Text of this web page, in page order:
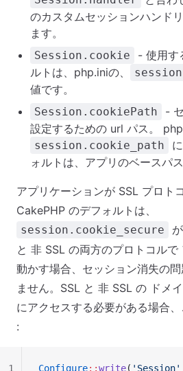
のカスタムセッションハンド
ます。
Session.cookie
- 使用す
ルトは、php.iniの、
値です。
Session.cookiePath
-
設定するための url パス。
session.cookie_path
ォルトは、アプリのベースパス
アプリケーションが SSL プロト
CakePHP のデフォルトは、
session.cookie_secure が
と 非 SSL の両方のプロトコル
動かす場合、セッション消失の
ません。SSL と 非 SSL の ドメ
にアクセスする必要がある場合、
:
Configure::write( 'Session'
1